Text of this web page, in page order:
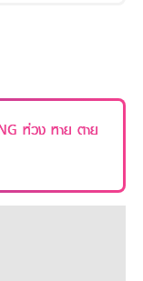
ห่วง หาย ตาย